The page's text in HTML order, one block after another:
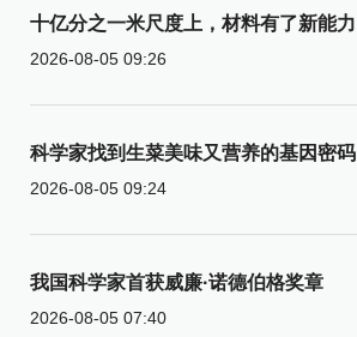
十亿分之一米尺度上，材料有了新能力
2026-08-05 09:26
科学家找到生菜美味又营养的基因密码
2026-08-05 09:24
我国科学家首获威廉·诺德伯格奖章
2026-08-05 07:40